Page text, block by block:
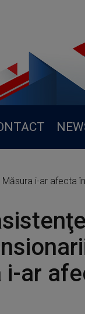
i-ar afecta
i-ar